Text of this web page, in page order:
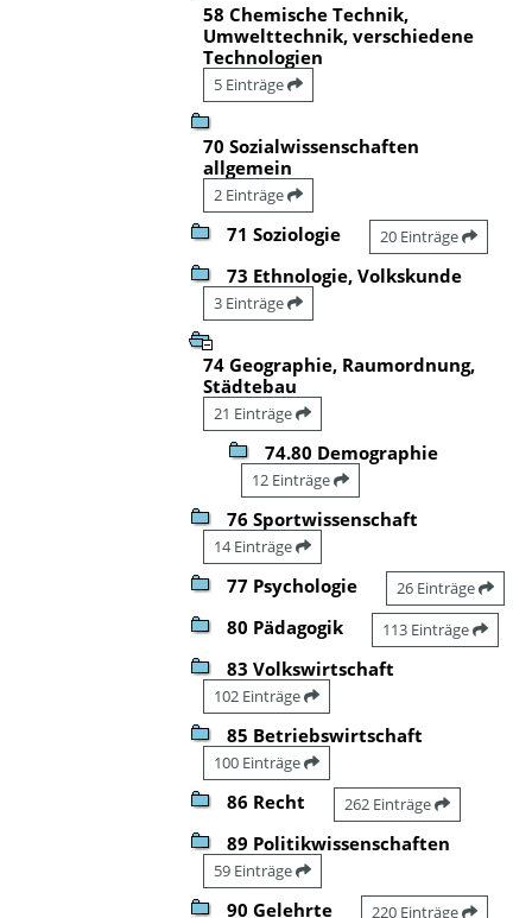
58 Chemische Technik,
Umwelttechnik, verschiedene
Technologien
5 Einträge
70 Sozialwissenschaften
allgemein
2 Einträge
71 Soziologie 20 Einträge
73 Ethnologie, Volkskunde
3 Einträge
74 Geographie, Raumordnung,
Städtebau
21 Einträge
74.80 Demographie
12 Einträge
76 Sportwissenschaft
14 Einträge
77 Psychologie 26 Einträge
80 Pädagogik 113 Einträge
83 Volkswirtschaft
102 Einträge
85 Betriebswirtschaft
100 Einträge
86 Recht 262 Einträge
89 Politikwissenschaften
59 Einträge
90 Gelehrte 220 Einträge